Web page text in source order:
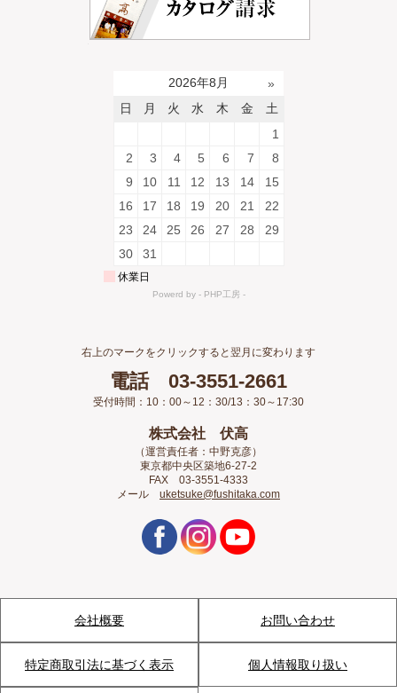
右上のマークをクリックすると翌月に変わります
電話 03-3551-2661
受付時間：10：00～12：30/13：30～17:30
株式会社 伏高
（運営責任者：中野克彦）
東京都中央区築地6-27-2
FAX 03-3551-4333
メール uketsuke@fushitaka.com
会社概要 お問い合わせ
特定商取引法に基づく表示 個人情報取り扱い